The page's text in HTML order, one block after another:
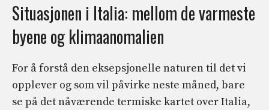
Situasjonen i Italia: mellom de varmeste
byene og klimaanomalien
For å forstå den eksepsjonelle naturen til det vi
opplever og som vil påvirke neste måned, bare
se på det nåværende termiske kartet over Italia,